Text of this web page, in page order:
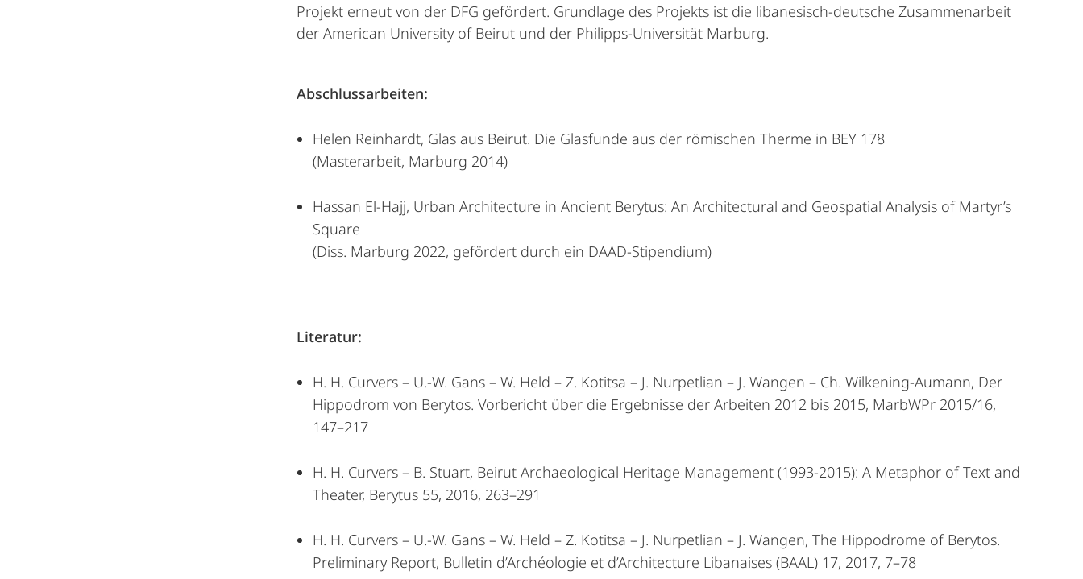
Projekt erneut von der DFG gefördert. Grundlage des Projekts ist die libanesisch-deutsche Zusammenarbeit
der American University of Beirut und der Philipps-Universität Marburg.
Abschlussarbeiten:
Helen Reinhardt, Glas aus Beirut. Die Glasfunde aus der römischen Therme in BEY 178
(Masterarbeit, Marburg 2014)
Hassan El-Hajj, Urban Architecture in Ancient Berytus: An Architectural and Geospatial Analysis of Martyr’s
Square
(Diss. Marburg 2022, gefördert durch ein DAAD-Stipendium)
Literatur:
H. H. Curvers – U.-W. Gans – W. Held – Z. Kotitsa – J. Nurpetlian – J. Wangen – Ch. Wilkening-Aumann, Der
Hippodrom von Berytos. Vorbericht über die Ergebnisse der Arbeiten 2012 bis 2015, MarbWPr 2015/16,
147–217
H. H. Curvers – B. Stuart, Beirut Archaeological Heritage Management (1993-2015): A Metaphor of Text and
Theater, Berytus 55, 2016, 263–291
H. H. Curvers – U.-W. Gans – W. Held – Z. Kotitsa – J. Nurpetlian – J. Wangen, The Hippodrome of Berytos.
Preliminary Report, Bulletin d’Archéologie et d’Architecture Libanaises (BAAL) 17, 2017, 7–78